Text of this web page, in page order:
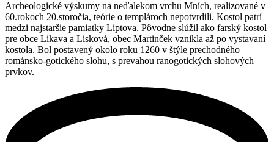
Archeologické výskumy na neďalekom vrchu Mních, realizované v
60.rokoch 20.storočia, teórie o templároch nepotvrdili. Kostol patrí
medzi najstaršie pamiatky Liptova. Pôvodne slúžil ako farský kostol
pre obce Likava a Lisková, obec Martinček vznikla až po vystavaní
kostola. Bol postavený okolo roku 1260 v štýle prechodného
románsko-gotického slohu, s prevahou ranogotických slohových
prvkov.